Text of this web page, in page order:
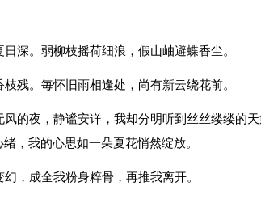
深。弱柳枝摇荷细浪，假山岫避蝶香尘。
残。毎怀旧雨相逢处，尚有新云绕花前。
的夜，静谧安详，我却分明听到丝丝缕缕的
，我的心思如一朵夏花悄然绽放。
，成全我粉身粹骨，再推我离开。